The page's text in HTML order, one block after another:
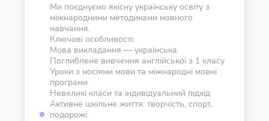
Ми поєднуємо якісну українську освіту з
міжнародними методиками мовного
навчання.
Ключові особливості:
Мова викладання — українська
Поглиблене вивчення англійської з 1 класу
Уроки з носіями мови та міжнародні мовні
програми
Невеликі класи та індивідуальний підхід
Активне шкільне життя: творчість, спорт,
подорожі